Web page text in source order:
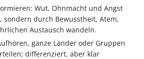
Wut, Ohnmacht und Angst
sondern durch Bewusstheit, Atem,
Austausch wandeln.
ganze Länder oder Gruppen
differenziert, aber klar